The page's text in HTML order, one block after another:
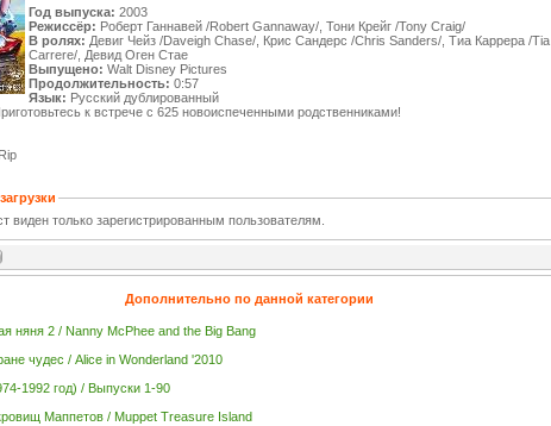
Год выпуска: 2003
Режиссёр: Роберт Ганнавей /Robert Gannaway/, Тони Крейг /Tony Craig/
В ролях: Девиг Чейз /Daveigh Chase/, Крис Сандерс /Chris Sanders/, Тиа Каррера /Tia
Carrere/, Девид Оген Стае
Выпущено: Walt Disney Pictures
Продолжительность: 0:57
Язык: Русский дублированный
к встрече с 625 новоиспеченными родственниками!
виден только зарегистрированным пользователям.
Дополнительно по данной категории
няня 2 / Nanny McPhee and the Big Bang
чудес / Alice in Wonderland '2010
1992 год) / Выпуски 1-90
Маппетов / Muppet Treasure Island